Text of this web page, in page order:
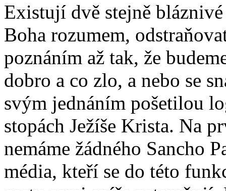
Existují dvě stejně
Boha rozumem,
poznáním až tak, že
dobro a co zlo, a nebo se
svým jednáním pošetilou
stopách Ježíše Krista. Na
nemáme žádného Sancho
média, kteří se do této